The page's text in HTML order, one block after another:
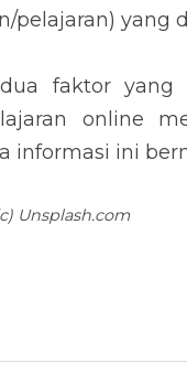
pelajaran) yang
faktor yang
online
informasi ini
Unsplash.com